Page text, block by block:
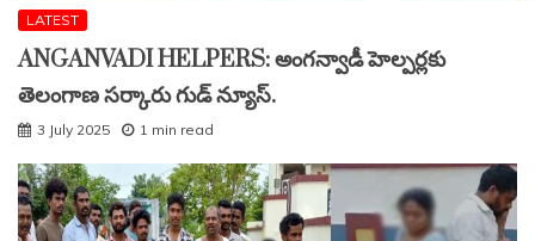
LATEST
ANGANVADI HELPERS: అంగన్వాడీ హెల్పర్లకు
తెలంగాణ సర్కారు గుడ్ న్యూస్.
3 July 2025 1 min read